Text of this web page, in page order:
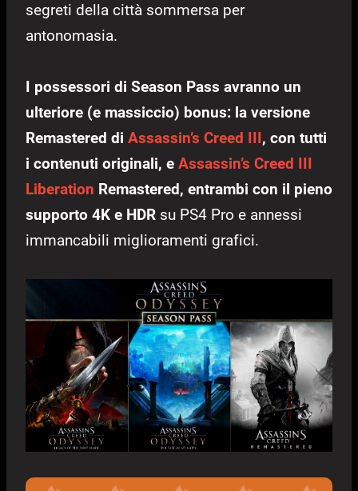
segreti della città sommersa per
antonomasia.
I possessori di Season Pass avranno un
ulteriore (e massiccio) bonus: la versione
Remastered di Assassin’s Creed III, con tutti
i contenuti originali, e Assassin’s Creed III
Liberation Remastered, entrambi con il pieno
supporto 4K e HDR su PS4 Pro e annessi
immancabili miglioramenti grafici.